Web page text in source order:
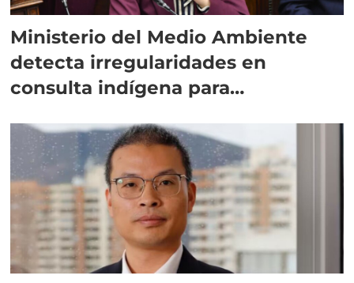
Ministerio del Medio Ambiente
detecta irregularidades en
consulta indígena para